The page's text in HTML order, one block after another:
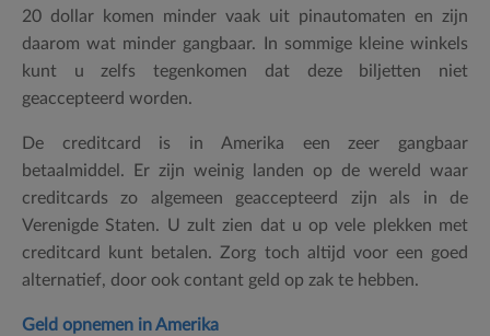
20 dollar komen minder vaak uit pinautomaten en zijn
daarom wat minder gangbaar. In sommige kleine winkels
kunt u zelfs tegenkomen dat deze biljetten niet
geaccepteerd worden.
De creditcard is in Amerika een zeer gangbaar
betaalmiddel. Er zijn weinig landen op de wereld waar
creditcards zo algemeen geaccepteerd zijn als in de
Verenigde Staten. U zult zien dat u op vele plekken met
creditcard kunt betalen. Zorg toch altijd voor een goed
alternatief, door ook contant geld op zak te hebben.
Geld opnemen in Amerika